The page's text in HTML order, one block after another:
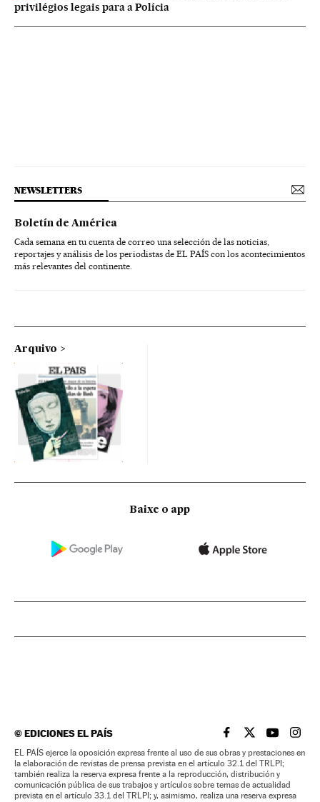
privilégios legais para a Polícia
NEWSLETTERS
Boletín de América
Cada semana en tu cuenta de correo una selección de las noticias,
reportajes y análisis de los periodistas de EL PAÍS con los acontecimientos
más relevantes del continente.
Arquivo
Baixe o app
©EDICIONES EL PAÍS EL PAÍS BRASIL EN
EL PAÍSEL PAÍS
EL
EL PAÍS ejerce la oposición expresa frente al uso de sus obras y prestaciones en
la elaboración de revistas de prensa prevista en el artículo 32.1 del TRLPI;
también realiza la reserva expresa frente a la reproducción, distribución y
comunicación pública de sus trabajos y artículos sobre temas de actualidad
prevista en el artículo 33.1 del TRLPI; y, asimismo, realiza una reserva expresa